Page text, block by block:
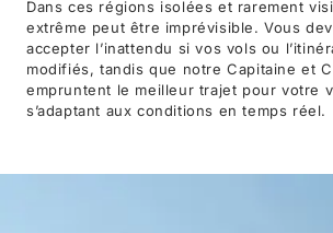
Dans ces régions isolées et rarement
extrême peut être imprévisible. Vous
accepter l’inattendu si vos vols ou
modifiés, tandis que notre Capitaine et
empruntent le meilleur trajet pour votre
s’adaptant aux conditions en temps réel.